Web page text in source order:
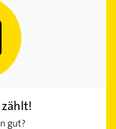
gut?